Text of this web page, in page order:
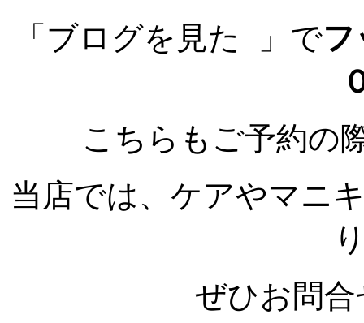
「ブログを見た
」で
こちらもご予約の
当店では、ケアやマニ
ぜひお問